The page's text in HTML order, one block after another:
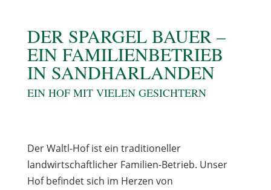
DER SPARGEL BAUER –
EIN FAMILIENBETRIEB
IN SANDHARLANDEN
EIN HOF MIT VIELEN GESICHTERN
Der Waltl-Hof ist ein traditioneller
landwirtschaftlicher Familien-Betrieb. Unser
Hof befindet sich im Herzen von